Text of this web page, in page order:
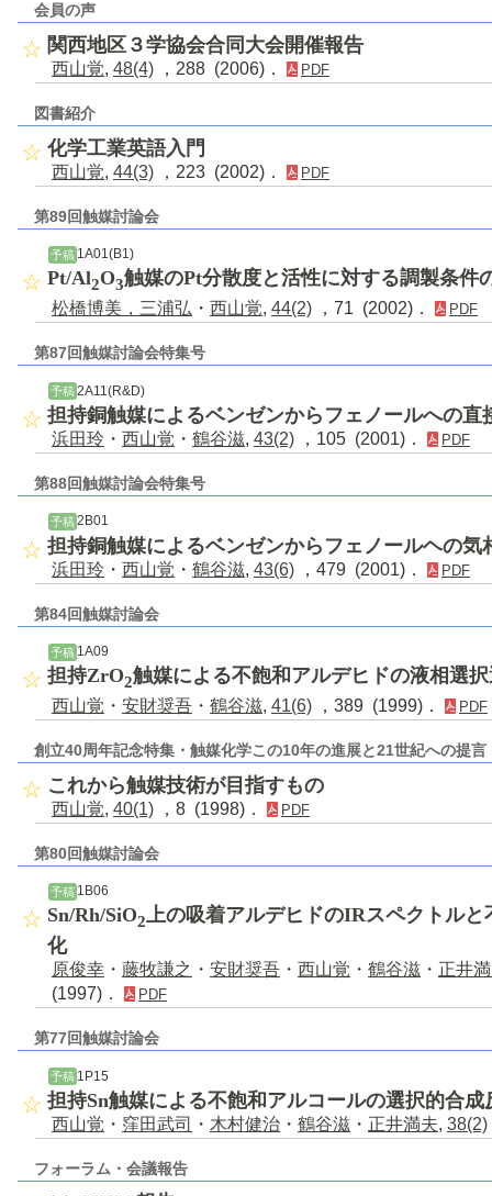
会員の声
関西地区３学協会合同大会開催報告
西山覚, 48(4) ，288 (2006)． PDF
図書紹介
化学工業英語入門
西山覚, 44(3) ，223 (2002)． PDF
第89回触媒討論会
予稿 1A01(B1)
Pt/Al2O3触媒のPt分散度と活性に対する調製条件
松橋博美，三浦弘 ・ 西山覚, 44(2) ，71 (2002)． PDF
第87回触媒討論会特集号
予稿 2A11(R&D)
担持銅触媒によるベンゼンからフェノールへの直
浜田玲 ・ 西山覚 ・ 鶴谷滋, 43(2) ，105 (2001)． PDF
第88回触媒討論会特集号
予稿 2B01
担持銅触媒によるベンゼンからフェノールヘの気
浜田玲 ・ 西山覚 ・ 鶴谷滋, 43(6) ，479 (2001)． PDF
第84回触媒討論会
予稿 1A09
担持ZrO2触媒による不飽和アルデヒドの液相選
西山覚 ・ 安財奨吾 ・ 鶴谷滋, 41(6) ，389 (1999)． PDF
創立40周年記念特集・触媒化学この10年の進展と21世紀への提言
これから触媒技術が目指すもの
西山覚, 40(1) ，8 (1998)． PDF
第80回触媒討論会
予稿 1B06
Sn/Rh/SiO2上の吸着アルデヒドのIRスペクトル
化
原俊幸 ・ 藤牧謙之 ・ 安財奨吾 ・ 西山覚 ・ 鶴谷滋 ・ 正井
(1997)．
PDF
第77回触媒討論会
予稿 1P15
担持Sn触媒による不飽和アルコールの選択的合成
西山覚 ・ 窪田武司 ・ 木村健治 ・ 鶴谷滋 ・ 正井満夫, 38(2)
フォーラム・会議報告